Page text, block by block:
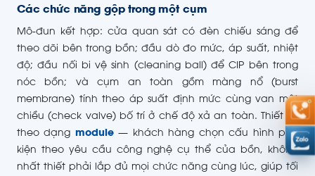
Các chức năng gộp trong một cụm
Mô-đun kết hợp: cửa quan sát có đèn chiếu sáng để
theo dõi bên trong bồn; đầu dò đo mức, áp suất, nhiệt
độ; đầu nối bi vệ sinh (cleaning ball) để CIP bên trong
nóc bồn; và cụm an toàn gồm màng nổ (burst
membrane) tính theo áp suất định mức cùng van một
chiều (check valve) bố trí ở chế độ xả an toàn. Thiết kế
theo dạng module— khách hàng chọn cấu hình phụ
kiện theo yêu cầu công nghệ cụ thể của bồn, không
nhất thiết phải lắp đủ mọi chức năng cùng lúc, giúp tối